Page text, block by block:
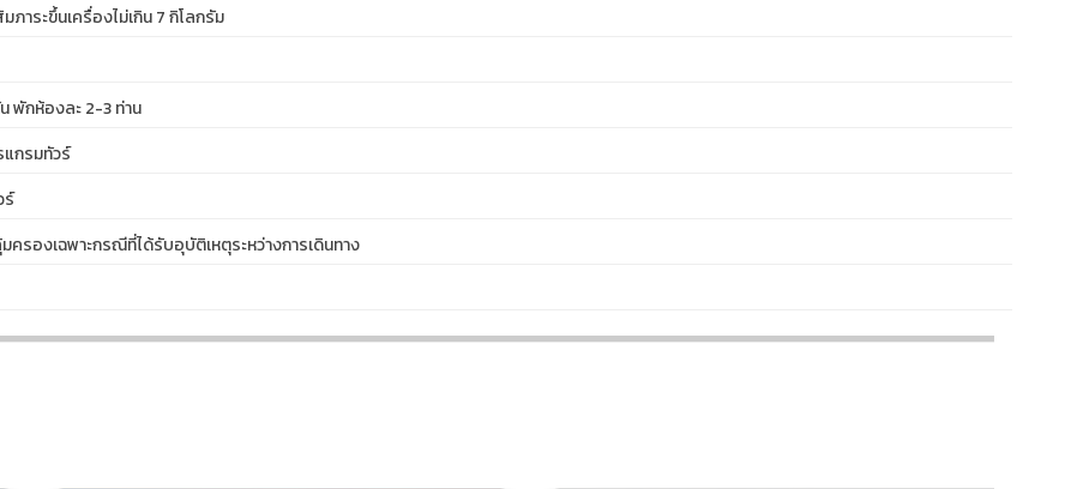
ภาระขึ้นเครื่องไม่เกิน 7 กิโลกรัม
พักห้องละ 2-3 ท่าน
แกรมทัวร์
ร์
ครองเฉพาะกรณีที่ได้รับอุบัติเหตุระหว่างการเดินทาง